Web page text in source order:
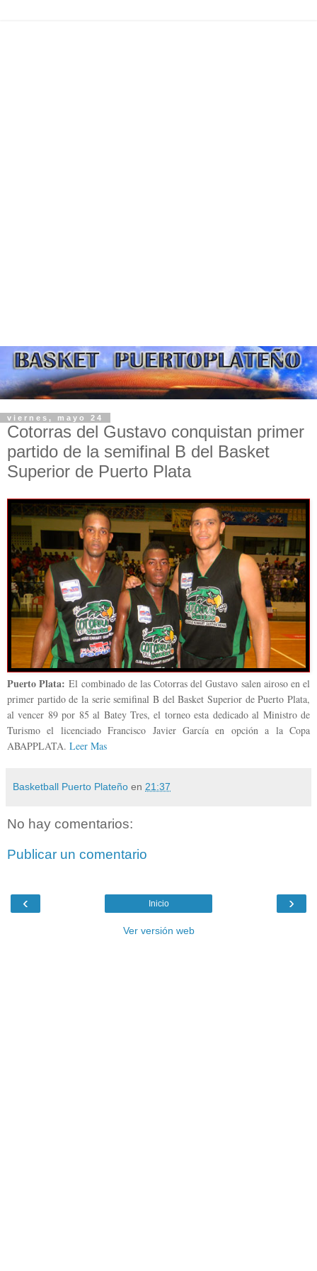
viernes, mayo 24
Cotorras del Gustavo conquistan primer
partido de la semifinal B del Basket
Superior de Puerto Plata
Puerto Plata: El combinado de las Cotorras del Gustavo salen airoso en el
primer partido de la serie semifinal B del Basket Superior de Puerto Plata,
al vencer 89 por 85 al Batey Tres, el torneo esta dedicado al Ministro de
Turismo el licenciado Francisco Javier García en opción a la Copa
ABAPPLATA. Leer Mas
Basketball Puerto Plateño en 21:37
No hay comentarios:
Publicar un comentario
‹ ›
Inicio
Ver versión web